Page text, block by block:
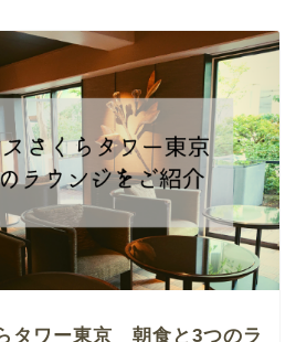
タワー東京 朝食と3つのラ